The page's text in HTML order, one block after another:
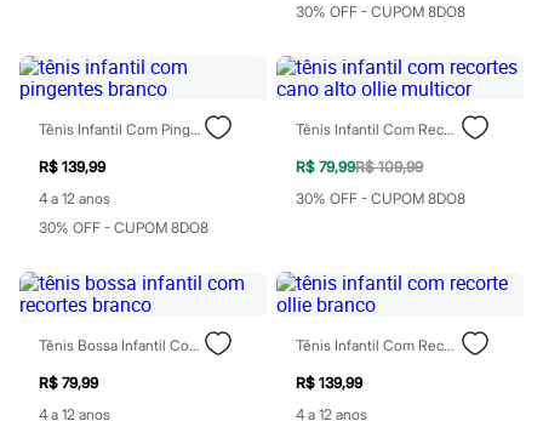
Calças
Calçados
Regatas
Moda íntima
Meias
Pijamas
Moda praia
Personagens
Blusas e Camisetas
Calças
Casacos e Jaquetas
Jeans
Moda esportiva
Shorts e Bermudas
30% OFF - CUPOM 8DO8
Tênis Infantil Com Pingentes Branco
R$ 139,99
4 a 12 anos
30% OFF - CUPOM 8DO8
Tênis Infantil Com Recortes Cano Alto Ollie Multicor
R$ 79,99R$ 109,99
30% OFF - CUPOM 8DO8
Tênis Bossa Infantil Com Recortes Branco
R$ 79,99
4 a 12 anos
Tênis Infantil Com Recorte Ollie Branco
R$ 139,99
4 a 12 anos